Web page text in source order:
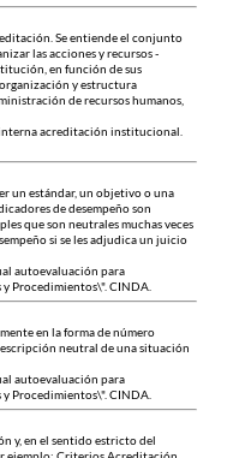
Se entiende el conjunto
las acciones y recursos -
en función de sus
y estructura
de recursos humanos,
acreditación institucional.
un estándar, un objetivo o una
de desempeño son
que son neutrales muchas veces
si se les adjudica un juicio
autoevaluación para
Procedimientos\". CINDA.
en la forma de número
neutral de una situación
autoevaluación para
Procedimientos\". CINDA.
y, en el sentido estricto del